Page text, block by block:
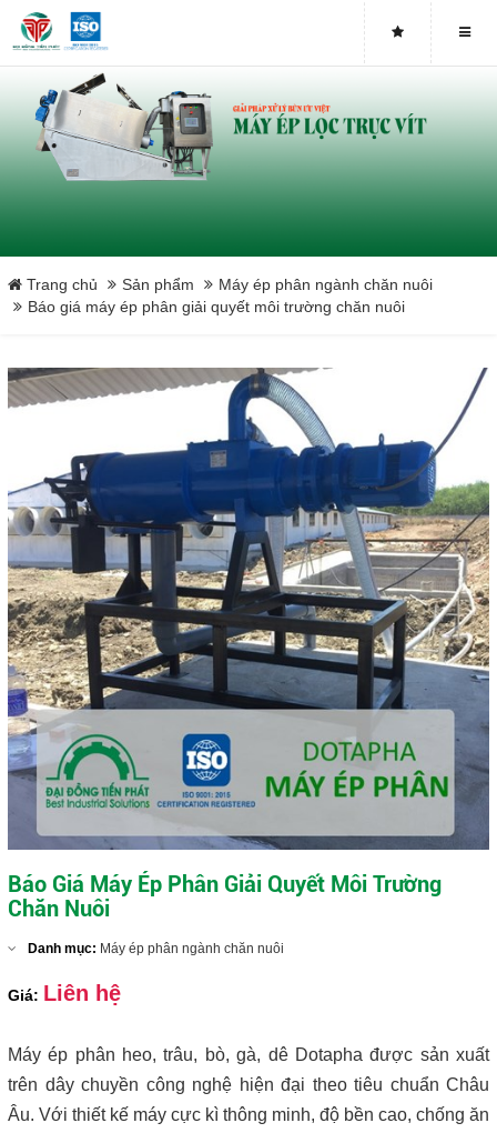
Bơm Piston
Bơm màng
Tấm lọc khung bản
Băng tải máy ép bùn
Máy ép bùn chân không
Máy ép phân ngành chăn nuôi
Trang chủ Sản phẩm
Máy ép phân ngành chăn nuôi
Báo giá máy ép phân giải quyết môi trường chăn nuôi
Báo Giá Máy Ép Phân Giải Quyết Môi Trường
Chăn Nuôi
Danh mục: Máy ép phân ngành chăn nuôi
Giá: Liên hệ
Máy ép phân heo, trâu, bò, gà, dê Dotapha được sản xuất
trên dây chuyền công nghệ hiện đại theo tiêu chuẩn Châu
Âu. Với thiết kế máy cực kì thông minh, độ bền cao, chống ăn